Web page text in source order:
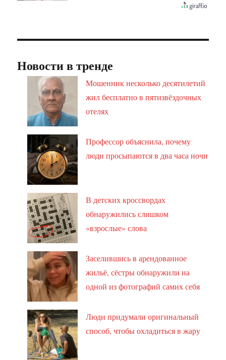
Новости в тренде
Мошенник несколько десятилетий
жил бесплатно в пятизвёздочных
отелях
Профессор объяснила, почему
люди просыпаются в два часа ночи
В детских кроссвордах
обнаружились слишком
«взрослые» слова
Заселившись в арендованное
жильё, сёстры обнаружили на
одной из фотографий самих себя
Люди придумали оригинальный
способ, чтобы охладиться в жару